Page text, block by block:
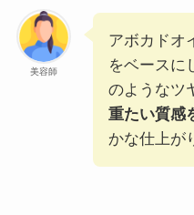
美容師
アボカドオ
をベースに
のようなツ
重たい質感
かな仕上が